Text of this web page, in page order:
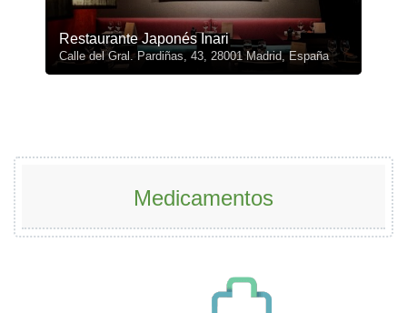
Restaurante Japonés Inari
Calle del Gral. Pardiñas, 43, 28001 Madrid, España
Medicamentos